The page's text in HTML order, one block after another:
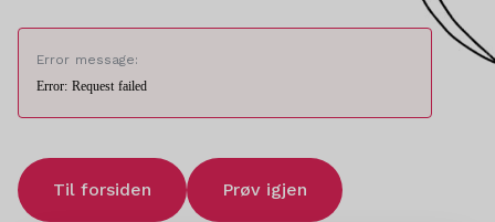
Error message:
Error: Request failed
Til forsiden Prøv igjen